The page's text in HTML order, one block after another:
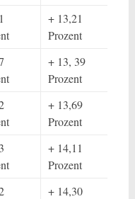
+ 13,21
Prozent
+ 13, 39
Prozent
+ 13,69
Prozent
+ 14,11
Prozent
+ 14,30